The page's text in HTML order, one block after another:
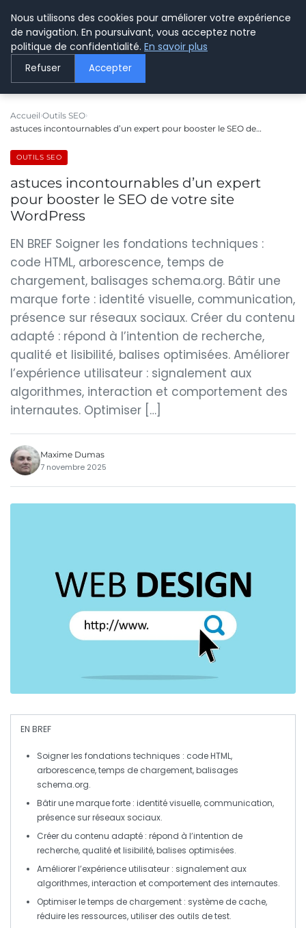
LE WEBMARKETING
Accueil Outils SEO
astuces incontournables d’un expert pour booster le SEO de…
OUTILS SEO
astuces incontournables d’un expert
pour booster le SEO de votre site
WordPress
EN BREF Soigner les fondations techniques :
code HTML, arborescence, temps de
chargement, balisages schema.org. Bâtir une
marque forte : identité visuelle, communication,
présence sur réseaux sociaux. Créer du contenu
adapté : répond à l’intention de recherche,
qualité et lisibilité, balises optimisées. Améliorer
l’expérience utilisateur : signalement aux
algorithmes, interaction et comportement des
internautes. Optimiser […]
Maxime Dumas
7 novembre 2025
EN BREF
Soigner les fondations techniques : code HTML,
arborescence, temps de chargement, balisages
schema.org.
Bâtir une marque forte : identité visuelle, communication,
présence sur réseaux sociaux.
Créer du contenu adapté : répond à l’intention de
recherche, qualité et lisibilité, balises optimisées.
Améliorer l’expérience utilisateur : signalement aux
algorithmes, interaction et comportement des internautes.
Optimiser le temps de chargement : système de cache,
réduire les ressources, utiliser des outils de test.
Nous utilisons des cookies pour améliorer votre expérience
de navigation. En poursuivant, vous acceptez notre
politique de confidentialité. En savoir plus
Refuser Accepter